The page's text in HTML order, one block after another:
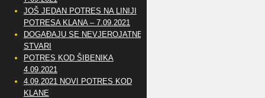
JOŠ JEDAN POTRES NA LINIJI
POTRESA KLANA – 7.09.2021
DOGAĐAJU SE NEVJEROJATNE
STVARI
POTRES KOD ŠIBENIKA
4.09.2021
4.09.2021 NOVI POTRES KOD
KLANE